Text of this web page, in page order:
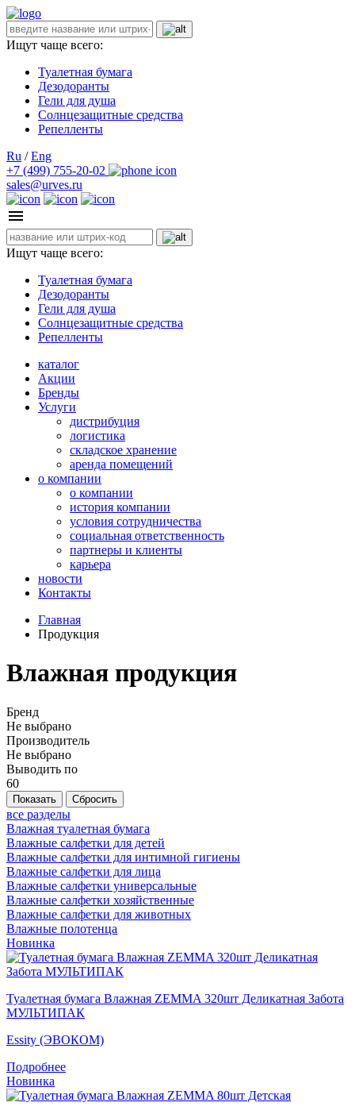
Ищут чаще всего:
Туалетная бумага
Дезодоранты
Гели для душа
Солнцезащитные средства
Репелленты
Ru / Eng
+7 (499) 755-20-02
sales@urves.ru
Ищут чаще всего:
Туалетная бумага
Дезодоранты
Гели для душа
Солнцезащитные средства
Репелленты
каталог
Акции
Бренды
Услуги
дистрибуция
логистика
складское хранение
аренда помещений
о компании
о компании
история компании
условия сотрудничества
социальная ответственность
партнеры и клиенты
карьера
новости
Контакты
Главная
Продукция
Влажная продукция
Бренд
Не выбрано
Производитель
Не выбрано
Выводить по
60
все разделы
Влажная туалетная бумага
Влажные салфетки для детей
Влажные салфетки для интимной гигиены
Влажные салфетки для лица
Влажные салфетки универсальные
Влажные салфетки хозяйственные
Влажные салфетки для животных
Влажные полотенца
Новинка
Туалетная бумага Влажная ZEMMA 320шт Деликатная Забота
МУЛЬТИПАК
Essity (ЭВОКОМ)
Подробнее
Новинка